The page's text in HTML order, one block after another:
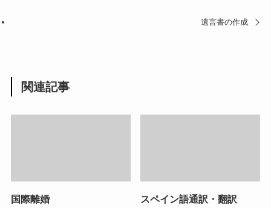
遺言書の作成
関連記事
国際離婚 スペイン語通訳・翻訳